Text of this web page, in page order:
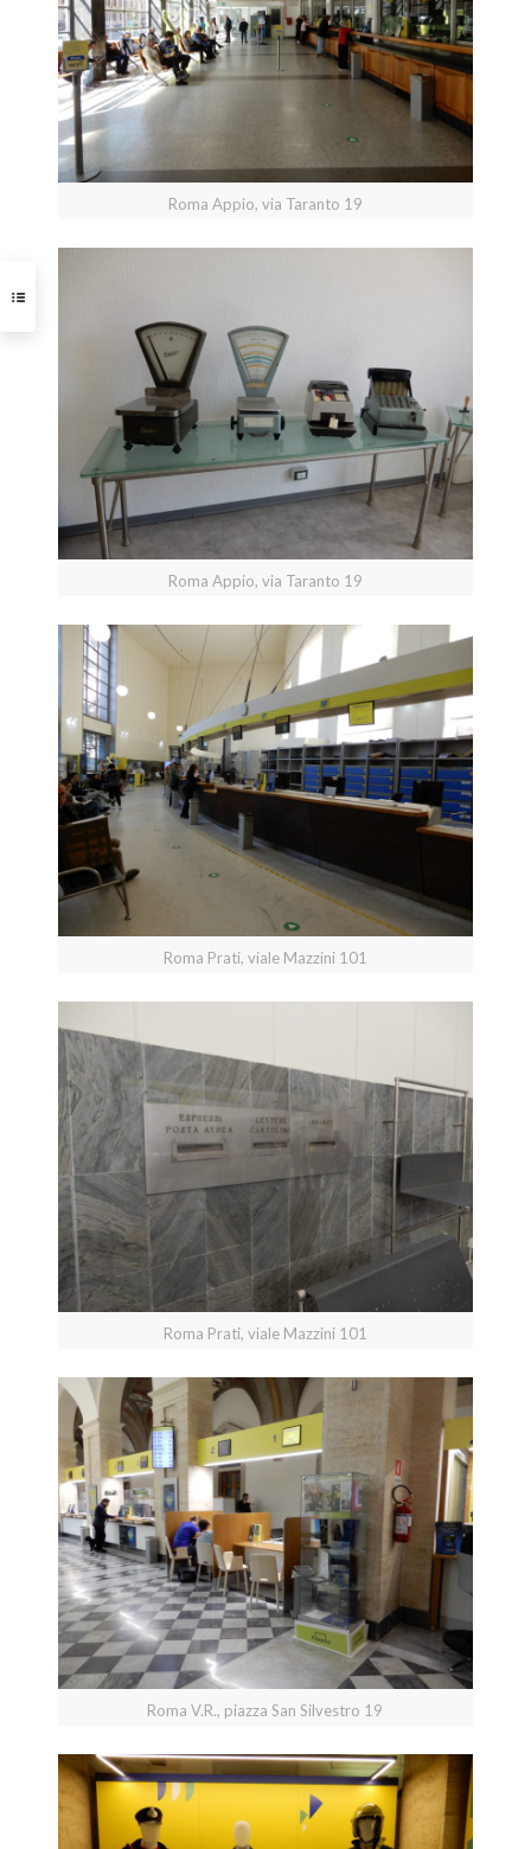
Roma Appio, via Taranto 19
Roma Appio, via Taranto 19
Roma Prati, viale Mazzini 101
Roma Prati, viale Mazzini 101
Roma V.R., piazza San Silvestro 19